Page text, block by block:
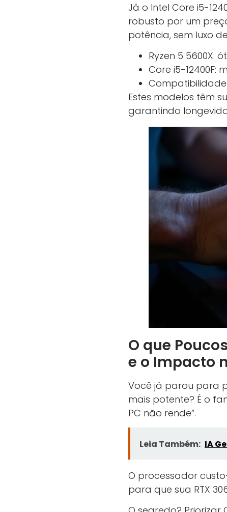
Já o Intel Core i5-
robusto por um
potência, sem luxo
Ryzen 5 5600X:
Core i5-12400F:
Estes modelos têm
garantindo
O que
e o Impacto
Você já parou para
mais potente? É o
PC não rende”.
Leia Também: IA
O processador
para que sua RTX